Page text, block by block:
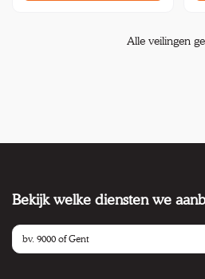
Alle veilingen
Bekijk welke diensten we